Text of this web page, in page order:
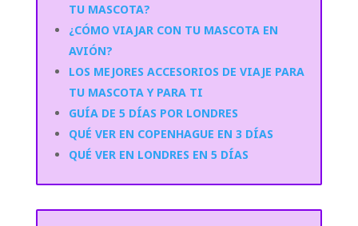
TU MASCOTA?
¿CÓMO VIAJAR CON TU MASCOTA EN
AVIÓN?
LOS MEJORES ACCESORIOS DE VIAJE PARA
TU MASCOTA Y PARA TI
GUÍA DE 5 DÍAS POR LONDRES
QUÉ VER EN COPENHAGUE EN 3 DÍAS
QUÉ VER EN LONDRES EN 5 DÍAS